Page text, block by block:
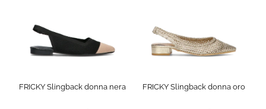
FRICKY Slingback donna nera FRICKY Slingback donna oro